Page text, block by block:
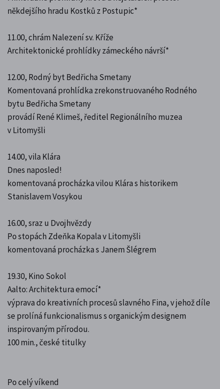
někdejšího hradu Kostků z Postupic*
11.00, chrám Nalezení sv. Kříže
Architektonické prohlídky zámeckého návrší*
12.00, Rodný byt Bedřicha Smetany
Komentovaná prohlídka zrekonstruovaného Rodného
bytu Bedřicha Smetany
provádí René Klimeš, ředitel Regionálního muzea
v Litomyšli
14.00, vila Klára
Dnes naposled!
komentovaná procházka vilou Klára s historikem
Stanislavem Vosykou
16.00, sraz u Dvojhvězdy
Po stopách Zdeňka Kopala v Litomyšli
komentovaná procházka s Janem Šlégrem
19.30, Kino Sokol
Aalto: Architektura emocí*
výprava do kreativních procesů slavného Fina, v jehož díle
se prolíná funkcionalismus s organickým designem
inspirovaným přírodou.
100 min., české titulky
Po celý víkend